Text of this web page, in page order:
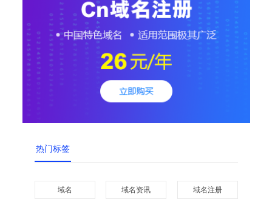
热门标签
域名 域名资讯 域名注册